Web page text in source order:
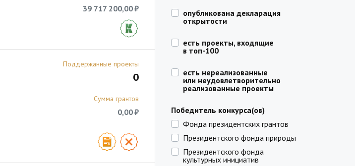
39 717 200,00 ₽
Поддержанные проекты
0
Сумма грантов
0,00 ₽
опубликована декларация
открытости
есть проекты, входящие
в топ-100
есть нереализованные
или неудовлетворительно
реализованные проекты
Победитель конкурса(ов)
Фонда президентских грантов
Президентского фонда природы
Президентского фонда
культурных инициатив